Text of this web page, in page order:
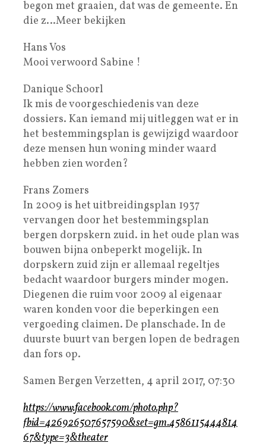
begon met graaien, dat was de gemeente. En
die z…Meer bekijken
Hans Vos
Mooi verwoord Sabine !
Danique Schoorl
Ik mis de voorgeschiedenis van deze
dossiers. Kan iemand mij uitleggen wat er in
het bestemmingsplan is gewijzigd waardoor
deze mensen hun woning minder waard
hebben zien worden?
Frans Zomers
In 2009 is het uitbreidingsplan 1937
vervangen door het bestemmingsplan
bergen dorpskern zuid. in het oude plan was
bouwen bijna onbeperkt mogelijk. In
dorpskern zuid zijn er allemaal regeltjes
bedacht waardoor burgers minder mogen.
Diegenen die ruim voor 2009 al eigenaar
waren konden voor die beperkingen een
vergoeding claimen. De planschade. In de
duurste buurt van bergen lopen de bedragen
dan fors op.
Samen Bergen Verzetten, 4 april 2017, 07:30
https://www.facebook.com/photo.php?
fbid=426926507657590&set=gm.4586115444814
67&type=3&theater